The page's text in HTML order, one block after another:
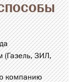
(Газель, ЗИЛ,
компанию